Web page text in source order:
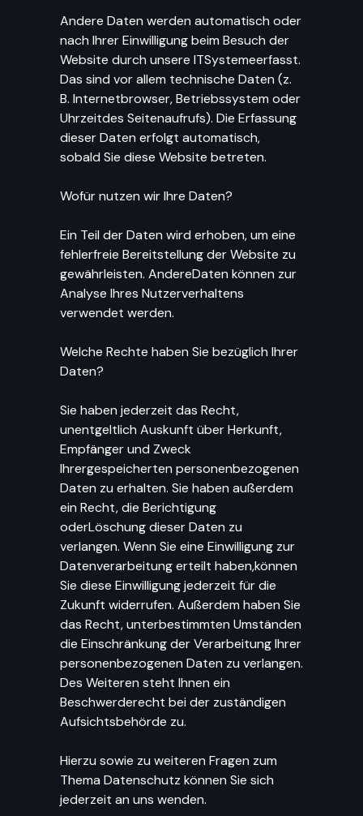
Andere Daten werden automatisch oder
nach Ihrer Einwilligung beim Besuch der
Website durch unsere ITSystemeerfasst.
Das sind vor allem technische Daten (z.
B. Internetbrowser, Betriebssystem oder
Uhrzeitdes Seitenaufrufs). Die Erfassung
dieser Daten erfolgt automatisch,
sobald Sie diese Website betreten.
Wofür nutzen wir Ihre Daten?
Ein Teil der Daten wird erhoben, um eine
fehlerfreie Bereitstellung der Website zu
gewährleisten. AndereDaten können zur
Analyse Ihres Nutzerverhaltens
verwendet werden.
Welche Rechte haben Sie bezüglich Ihrer
Daten?
Sie haben jederzeit das Recht,
unentgeltlich Auskunft über Herkunft,
Empfänger und Zweck
Ihrergespeicherten personenbezogenen
Daten zu erhalten. Sie haben außerdem
ein Recht, die Berichtigung
oderLöschung dieser Daten zu
verlangen. Wenn Sie eine Einwilligung zur
Datenverarbeitung erteilt haben,können
Sie diese Einwilligung jederzeit für die
Zukunft widerrufen. Außerdem haben Sie
das Recht, unterbestimmten Umständen
die Einschränkung der Verarbeitung Ihrer
personenbezogenen Daten zu verlangen.
Des Weiteren steht Ihnen ein
Beschwerderecht bei der zuständigen
Aufsichtsbehörde zu.
Hierzu sowie zu weiteren Fragen zum
Thema Datenschutz können Sie sich
jederzeit an uns wenden.